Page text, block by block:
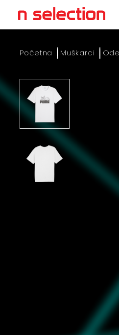
Početna Muškarci